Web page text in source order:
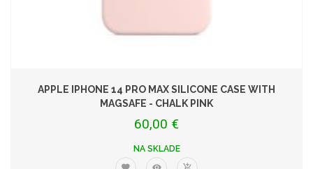
APPLE IPHONE 14 PRO MAX SILICONE CASE WITH
MAGSAFE - CHALK PINK
60,00 €
NA SKLADE